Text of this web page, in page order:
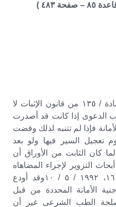
(( المقرر – انه وفقا لحكم المادة / ١٣٥ من قانون الإثبات لا
الدعوى إذا كانت قد أصدرت
فإذا لم تتنبه لذلك وقضت
السير فيها ولو بعد
لما كان الثابت من الأوراق أن
التزوير لإجراء المضاهاه
وحددت جلستى ١٩٩٢ / ١ / ١٦، ١٩٩٢ / ٥ / ١٠وقد أودع
الأمانة المحددة من قبل
الطب الشرعى غير أن